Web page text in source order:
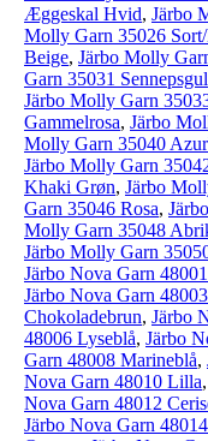
Æggeskal Hvid, Järbo
Molly Garn 35026
Beige, Järbo Molly
Garn 35031 Sennepsgul
Järbo Molly Garn
Gammelrosa, Järbo
Molly Garn 35040
Järbo Molly Garn
Khaki Grøn, Järbo
Garn 35046 Rosa,
Molly Garn 35048
Järbo Molly Garn
Järbo Nova Garn
Järbo Nova Garn
Chokoladebrun, Järbo
48006 Lyseblå, Järbo
Garn 48008 Marineblå,
Nova Garn 48010 Lilla,
Nova Garn 48012
Järbo Nova Garn